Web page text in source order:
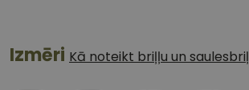
Izmēri Kā noteikt briļļu un